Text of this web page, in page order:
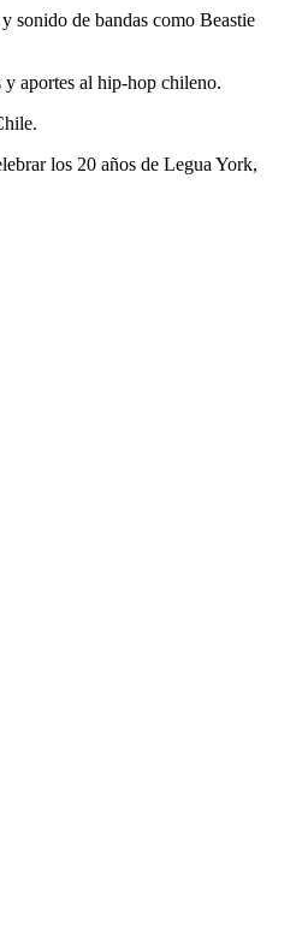
sonido de bandas como Beastie
aportes al hip-hop chileno.
los 20 años de Legua York,